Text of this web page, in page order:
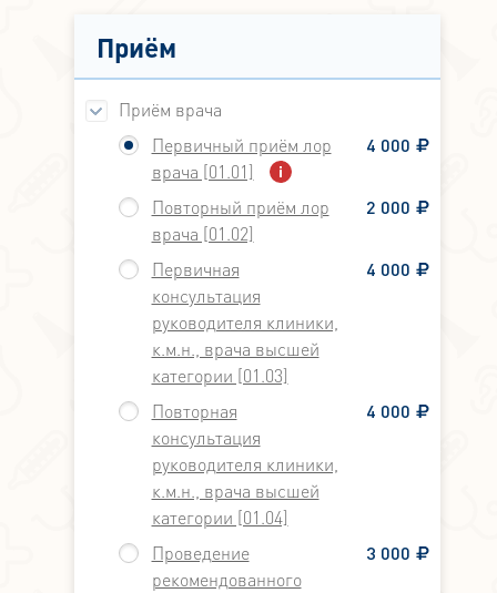
Приём
Приём врача
Первичный приём лор
врача [01.01]
4 000
Повторный приём лор
врача [01.02]
2 000
Первичная
консультация
руководителя клиники,
к.м.н., врача высшей
категории [01.03]
4 000
Повторная
консультация
руководителя клиники,
к.м.н., врача высшей
категории [01.04]
4 000
Проведение
рекомендованного
3 000